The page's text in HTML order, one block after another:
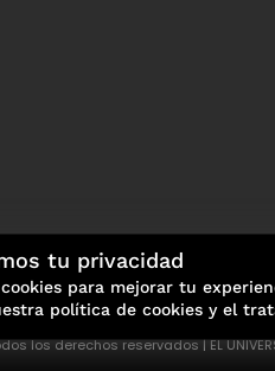
los derechos reservados | EL
tu privacidad
para mejorar tu
política de cookies y el